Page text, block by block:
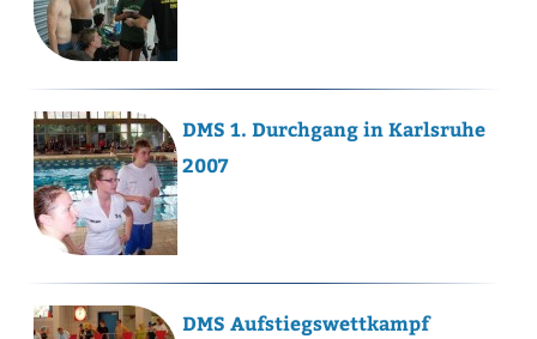
DMS 1. Durchgang in Karlsruhe
2007
DMS Aufstiegswettkampf